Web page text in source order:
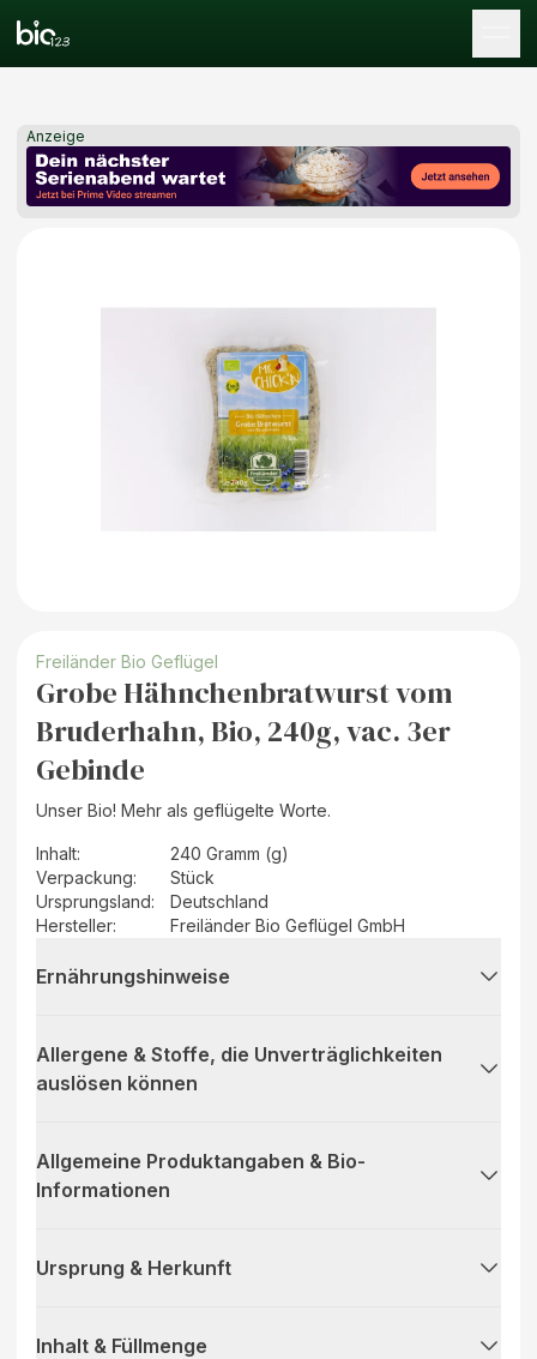
Anzeige
Freiländer Bio Geflügel
Grobe Hähnchenbratwurst vom
Bruderhahn, Bio, 240g, vac. 3er
Gebinde
Unser Bio! Mehr als geflügelte Worte.
Inhalt:
240 Gramm (g)
Verpackung:
Stück
Ursprungsland:
Deutschland
Hersteller: Freiländer Bio Geflügel GmbH
Ernährungshinweise
Allergene & Stoffe, die Unverträglichkeiten
auslösen können
Allgemeine Produktangaben & Bio-
Informationen
Ursprung & Herkunft
Inhalt & Füllmenge